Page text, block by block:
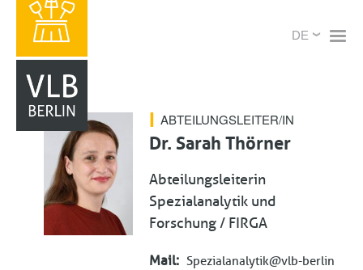
X
Select
ABTEILUNGSLEITER/IN
Dr. Sarah Thörner
Abteilungsleiterin
Spezialanalytik und
Forschung / FIRGA
Mail Spezialanalytik@vlb-berlin.org